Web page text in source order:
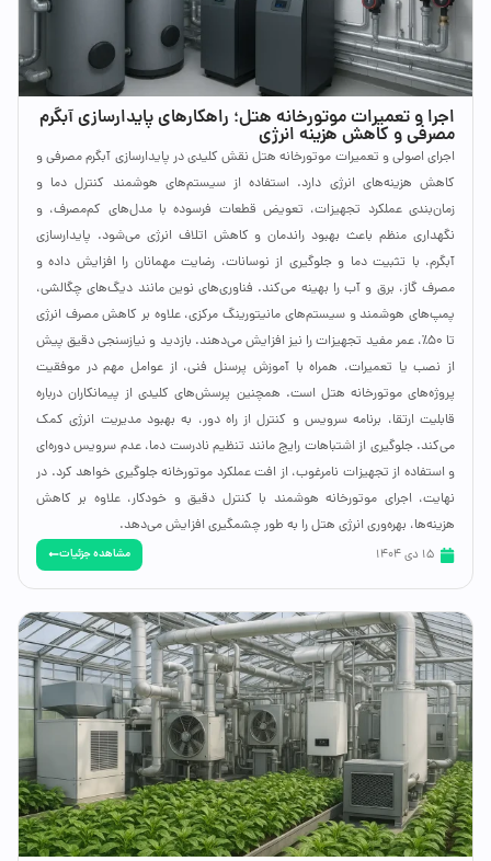
اجرا و تعمیرات موتورخانه هتل؛ راهکارهای پایدارسازی آبگرم
مصرفی و کاهش هزینه انرژی
اجرای اصولی و تعمیرات موتورخانه هتل نقش کلیدی در پایدارسازی آبگرم مصرفی و
کاهش هزینه‌های انرژی دارد. استفاده از سیستم‌های هوشمند کنترل دما و
زمان‌بندی عملکرد تجهیزات، تعویض قطعات فرسوده با مدل‌های کم‌مصرف، و
نگهداری منظم باعث بهبود راندمان و کاهش اتلاف انرژی می‌شود. پایدارسازی
آبگرم، با تثبیت دما و جلوگیری از نوسانات، رضایت مهمانان را افزایش داده و
مصرف گاز، برق و آب را بهینه می‌کند. فناوری‌های نوین مانند دیگ‌های چگالشی،
پمپ‌های هوشمند و سیستم‌های مانیتورینگ مرکزی، علاوه بر کاهش مصرف انرژی
تا ۵۰٪، عمر مفید تجهیزات را نیز افزایش می‌دهند. بازدید و نیازسنجی دقیق پیش
از نصب یا تعمیرات، همراه با آموزش پرسنل فنی، از عوامل مهم در موفقیت
پروژه‌های موتورخانه هتل است. همچنین پرسش‌های کلیدی از پیمانکاران درباره
قابلیت ارتقا، برنامه سرویس و کنترل از راه دور، به بهبود مدیریت انرژی کمک
می‌کند. جلوگیری از اشتباهات رایج مانند تنظیم نادرست دما، عدم سرویس دوره‌ای
و استفاده از تجهیزات نامرغوب، از افت عملکرد موتورخانه جلوگیری خواهد کرد. در
نهایت، اجرای موتورخانه هوشمند با کنترل دقیق و خودکار، علاوه بر کاهش
هزینه‌ها، بهره‌وری انرژی هتل را به طور چشمگیری افزایش می‌دهد.
15 دی 1404 مشاهده جزئیات